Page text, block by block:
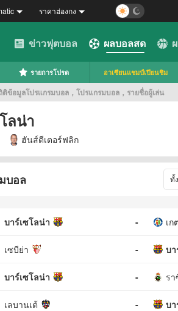
ราคาฮ่องกง
ข่าวฟุตบอล ผลบอลสด
รายการโปรด อาเซียนแชมป์เปียนชิม
ติข้อมูลโปรแกรมบอล，โปรแกรมบอล，รายชื่อผู้เล่น
ลน่า
ฮันส์ดีเตอร์ฟลิก
บอล ทั้
บาร์เซโลน่า - เก
เซบีย่า - บ
บาร์เซโลน่า - ร
เลบานเต้ - บ